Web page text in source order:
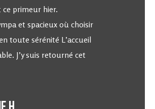
ce primeur hier.
et spacieux où choisir
toute sérénité L’accueil
J’y suis retourné cet